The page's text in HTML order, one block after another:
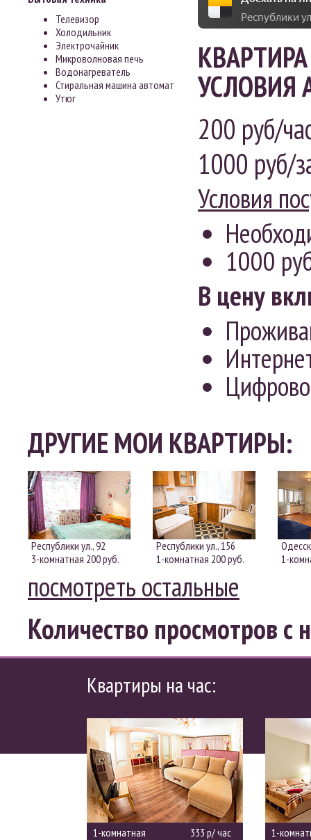
Телевизор
Холодильник
Электрочайник
Микроволновая печь
Водонагреватель
Стиральная машина автомат
Утюг
Республики
УСЛОВИЯ
200 руб/
1000 руб/
Условия
1000
В цену
ДРУГИЕ МОИ КВАРТИРЫ:
Республики ул., 92
3-комнатная 200 руб.
Республики ул., 156
1-комнатная 200 руб.
1-
посмотреть остальные
Количество просмотров с
Квартиры на час:
1-комнатная
333 р/ час
1-